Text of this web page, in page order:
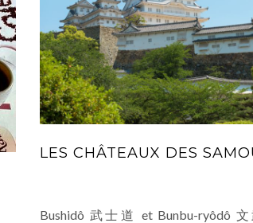
LES CHÂTEAUX DES
Bushidô 武士道 et Bunbu-ryôdô